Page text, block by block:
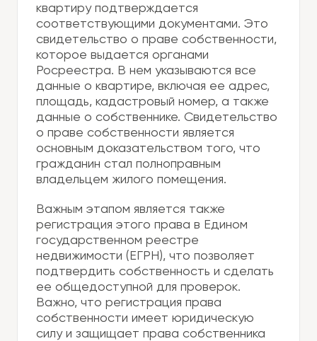
квартиру подтверждается
соответствующими документами. Это
свидетельство о праве собственности,
которое выдается органами
Росреестра. В нем указываются все
данные о квартире, включая ее адрес,
площадь, кадастровый номер, а также
данные о собственнике. Свидетельство
о праве собственности является
основным доказательством того, что
гражданин стал полноправным
владельцем жилого помещения.
Важным этапом является также
регистрация этого права в Едином
государственном реестре
недвижимости (ЕГРН), что позволяет
подтвердить собственность и сделать
ее общедоступной для проверок.
Важно, что регистрация права
собственности имеет юридическую
силу и защищает права собственника